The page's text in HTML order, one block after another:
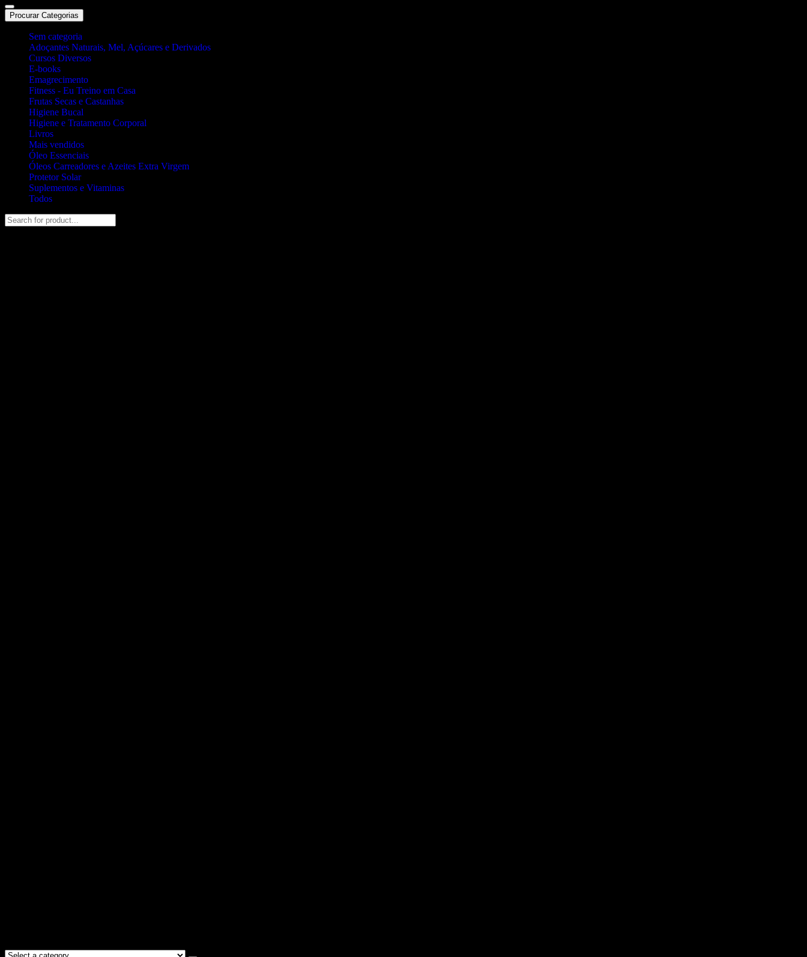
Procurar Categorias
Sem categoria
Adoçantes Naturais, Mel, Açúcares e Derivados
Cursos Diversos
E-books
Emagrecimento
Fitness - Eu Treino em Casa
Frutas Secas e Castanhas
Higiene Bucal
Higiene e Tratamento Corporal
Livros
Mais vendidos
Óleo Essenciais
Óleos Carreadores e Azeites Extra Virgem
Protetor Solar
Suplementos e Vitaminas
Todos